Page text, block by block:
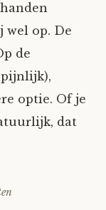
wel op. De
de
optie. Of je
dat